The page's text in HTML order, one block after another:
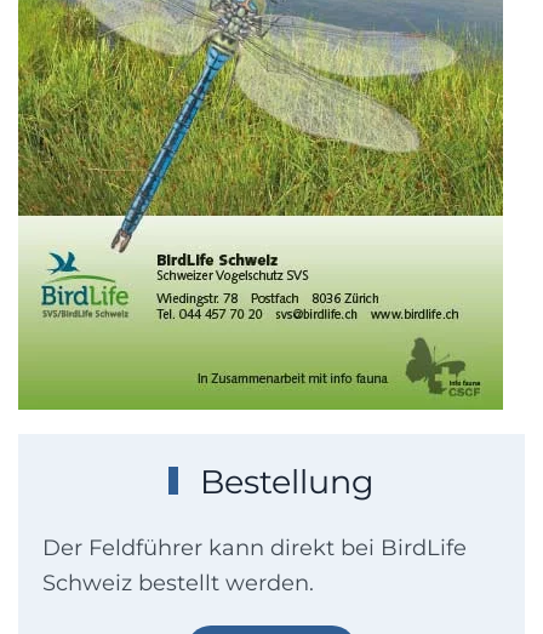
Bestellung
Der Feldführer kann direkt bei BirdLife
Schweiz bestellt werden.